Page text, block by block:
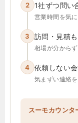
2 1社ずつ問い
営業時間を気
3 訪問・見積
相場が分から
4 依頼しない
気まずい連絡
スーモカウン